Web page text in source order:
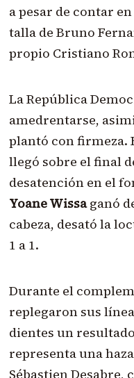
a pesar de contar
talla de Bruno
propio Cristiano
La República
amedrentarse,
plantó con firmeza.
llegó sobre el final
desatención en el
Yoane Wissaganó
cabeza, desató la
1 a 1.
Durante el
replegaron sus
dientes un
representa una
Sébastien Desabre,